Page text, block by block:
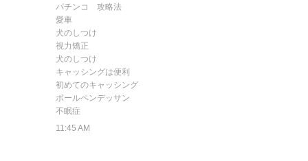
パチンコ 攻略法
愛車
犬のしつけ
視力矯正
犬のしつけ
キャッシングは便利
初めてのキャッシング
ボールペンデッサン
不眠症
11:45 AM